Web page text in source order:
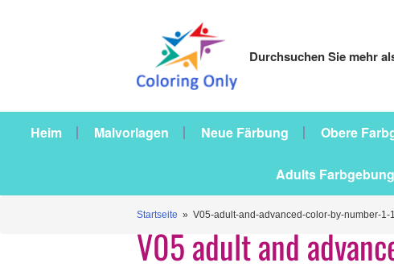
Durchsuchen Sie mehr
Heim Malvorlagen Neue Färbung Obere
Adults Farbgebung
Startseite » V05-adult-and-advanced-color-by-number-1-
V05 adult and